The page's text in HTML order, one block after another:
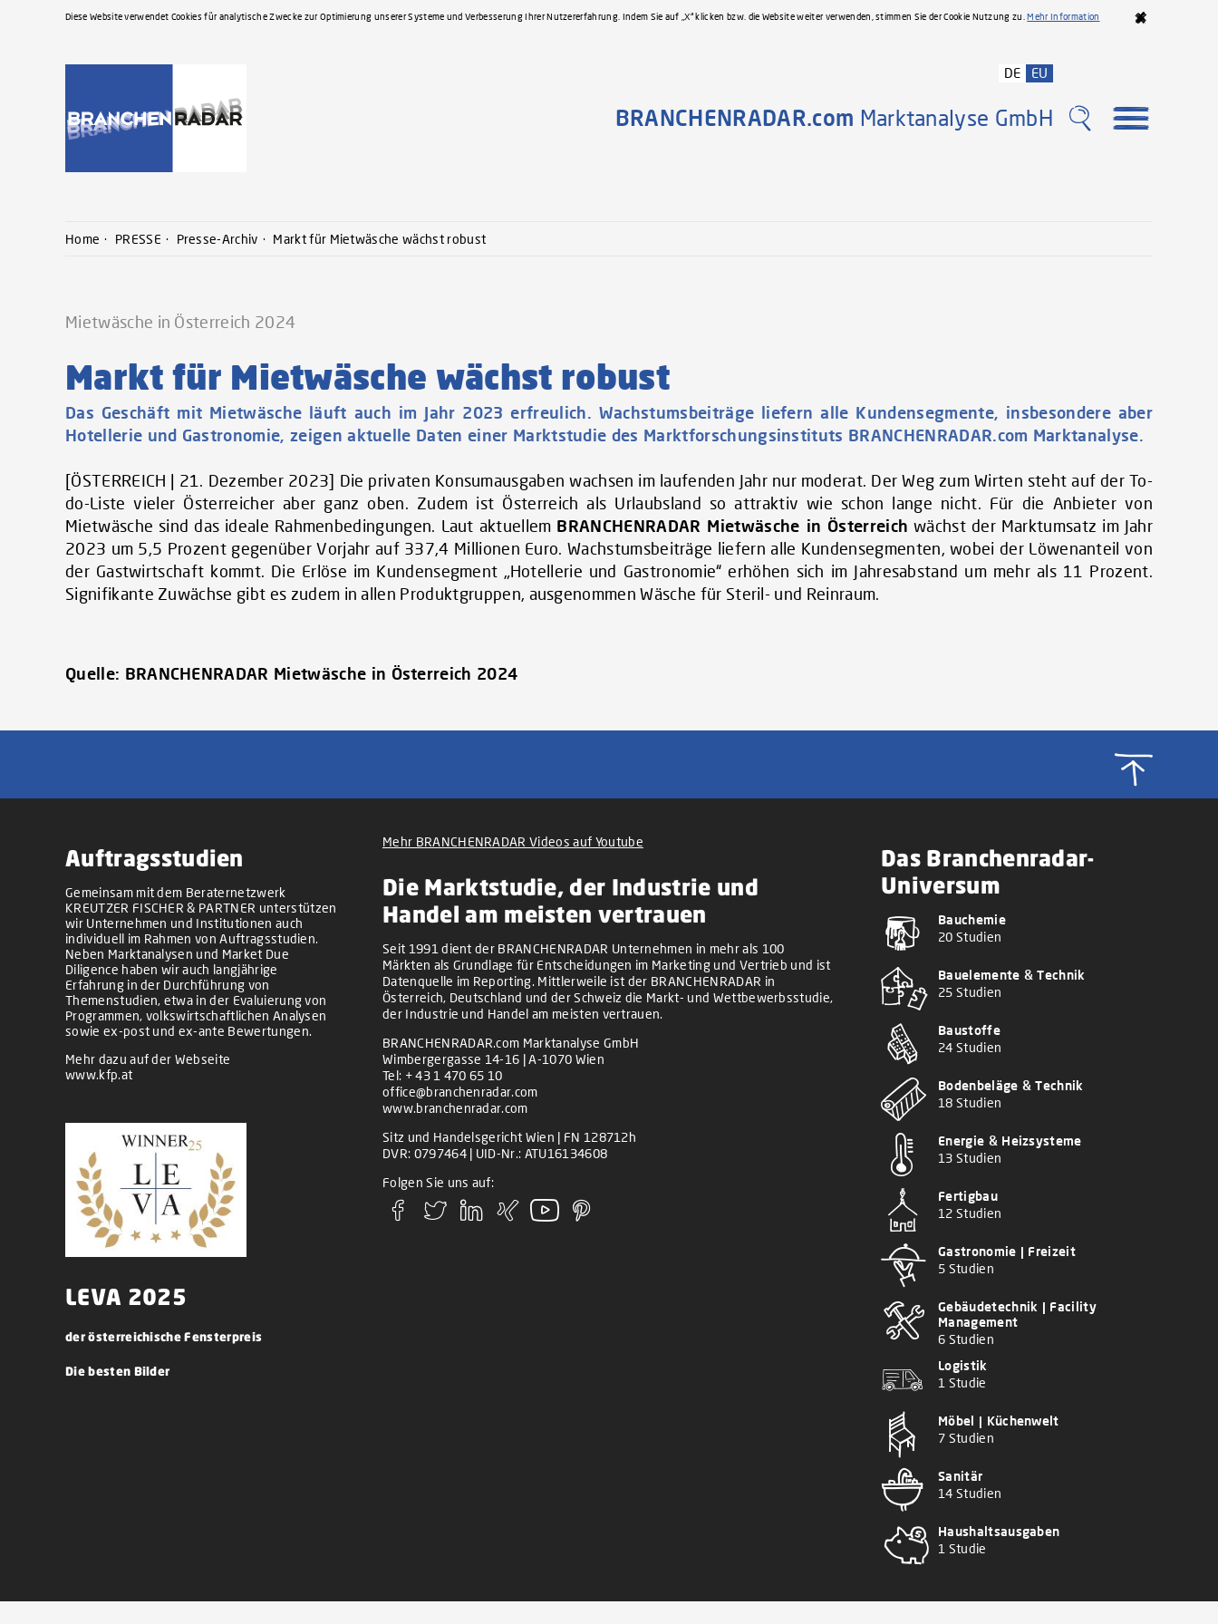
Diese Website verwendet Cookies für analytische Zwecke zur Optimierung unserer Systeme und Verbesserung Ihrer Nutzererfahrung. Indem Sie auf „X“ klicken bzw. die Website weiter verwenden, stimmen Sie der Cookie Nutzung zu.Mehr Information
BRANCHENRADAR.com Marktanalyse GmbH
DE EU
Home PRESSE Presse-Archiv Markt für Mietwäsche wächst robust
Mietwäsche in Österreich 2024
Markt für Mietwäsche wächst robust
Das Geschäft mit Mietwäsche läuft auch im Jahr 2023 erfreulich. Wachstumsbeiträge liefern alle Kundensegmente, insbesondere aber
Hotellerie und Gastronomie, zeigen aktuelle Daten einer Marktstudie des Marktforschungsinstituts BRANCHENRADAR.com Marktanalyse.
[ÖSTERREICH | 21. Dezember 2023] Die privaten Konsumausgaben wachsen im laufenden Jahr nur moderat. Der Weg zum Wirten steht auf der To-
do-Liste vieler Österreicher aber ganz oben. Zudem ist Österreich als Urlaubsland so attraktiv wie schon lange nicht. Für die Anbieter von
Mietwäsche sind das ideale Rahmenbedingungen. Laut aktuellem BRANCHENRADAR Mietwäsche in Österreich wächst der Marktumsatz im Jahr
2023 um 5,5 Prozent gegenüber Vorjahr auf 337,4 Millionen Euro. Wachstumsbeiträge liefern alle Kundensegmenten, wobei der Löwenanteil von
der Gastwirtschaft kommt. Die Erlöse im Kundensegment „Hotellerie und Gastronomie“ erhöhen sich im Jahresabstand um mehr als 11 Prozent.
Signifikante Zuwächse gibt es zudem in allen Produktgruppen, ausgenommen Wäsche für Steril- und Reinraum.
Quelle: BRANCHENRADAR Mietwäsche in Österreich 2024
Auftragsstudien
Gemeinsam mit dem Beraternetzwerk
KREUTZER FISCHER & PARTNER unterstützen
wir Unternehmen und Institutionen auch
individuell im Rahmen von Auftragsstudien.
Neben Marktanalysen und Market Due
Diligence haben wir auch langjährige
Erfahrung in der Durchführung von
Themenstudien, etwa in der Evaluierung von
Programmen, volkswirtschaftlichen Analysen
sowie ex-post und ex-ante Bewertungen.
Mehr dazu auf der Webseite
www.kfp.at
LEVA 2025
der österreichische Fensterpreis
Die besten Bilder
Mehr BRANCHENRADAR Videos auf Youtube
Die Marktstudie, der Industrie und
Handel am meisten vertrauen
Seit 1991 dient der BRANCHENRADAR Unternehmen in mehr als 100
Märkten als Grundlage für Entscheidungen im Marketing und Vertrieb und ist
Datenquelle im Reporting. Mittlerweile ist der BRANCHENRADAR in
Österreich, Deutschland und der Schweiz die Markt- und Wettbewerbsstudie,
der Industrie und Handel am meisten vertrauen.
BRANCHENRADAR.com Marktanalyse GmbH
Wimbergergasse 14-16 | A-1070 Wien
Tel: + 43 1 470 65 10
office@branchenradar.com
www.branchenradar.com
Sitz und Handelsgericht Wien | FN 128712h
DVR: 0797464 | UID-Nr.: ATU16134608
Folgen Sie uns auf:
Das Branchenradar-
Universum
Bauchemie
20 Studien
Bauelemente & Technik
25 Studien
Baustoffe
24 Studien
Bodenbeläge & Technik
18 Studien
Energie & Heizsysteme
13 Studien
Fertigbau
12 Studien
Gastronomie | Freizeit
5 Studien
Gebäudetechnik | Facility
Management
6 Studien
Logistik
1 Studie
Möbel | Küchenwelt
7 Studien
Sanitär
14 Studien
Haushaltsausgaben
1 Studie